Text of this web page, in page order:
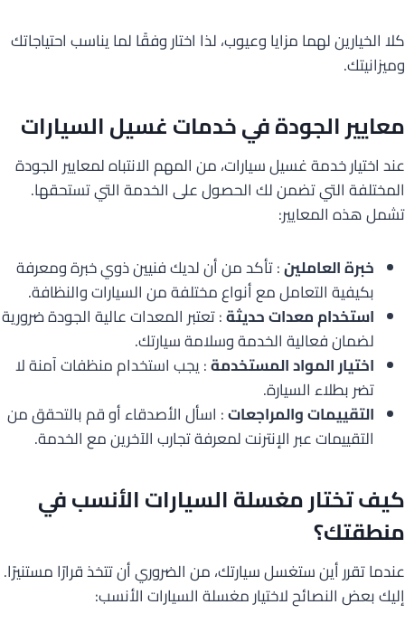
كلا الخيارين لهما مزايا وعيوب، لذا اختار وفقًا لما يناسب احتياجاتك
وميزانيتك.
معايير الجودة في خدمات غسيل السيارات
عند اختيار خدمة غسيل سيارات، من المهم الانتباه لمعايير الجودة
المختلفة التي تضمن لك الحصول على الخدمة التي تستحقها.
تشمل هذه المعايير:
خبرة العاملين: تأكد من أن لديك فنيين ذوي خبرة ومعرفة
بكيفية التعامل مع أنواع مختلفة من السيارات والنظافة.
استخدام معدات حديثة: تعتبر المعدات عالية الجودة ضرورية
لضمان فعالية الخدمة وسلامة سيارتك.
اختيار المواد المستخدمة: يجب استخدام منظفات آمنة لا
تضر بطلاء السيارة.
التقييمات والمراجعات: اسأل الأصدقاء أو قم بالتحقق من
التقييمات عبر الإنترنت لمعرفة تجارب الآخرين مع الخدمة.
كيف تختار مغسلة السيارات الأنسب في
منطقتك؟
عندما تقرر أين ستغسل سيارتك، من الضروري أن تتخذ قرارًا مستنيرًا.
إليك بعض النصائح لاختيار مغسلة السيارات الأنسب: